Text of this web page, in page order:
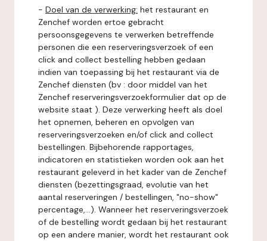
- Doel van de verwerking: het restaurant en
Zenchef worden ertoe gebracht
persoonsgegevens te verwerken betreffende
personen die een reserveringsverzoek of een
click and collect bestelling hebben gedaan
indien van toepassing bij het restaurant via de
Zenchef diensten (bv : door middel van het
Zenchef reserveringsverzoekformulier dat op de
website staat ). Deze verwerking heeft als doel
het opnemen, beheren en opvolgen van
reserveringsverzoeken en/of click and collect
bestellingen. Bijbehorende rapportages,
indicatoren en statistieken worden ook aan het
restaurant geleverd in het kader van de Zenchef
diensten (bezettingsgraad, evolutie van het
aantal reserveringen / bestellingen, "no-show"
percentage,...). Wanneer het reserveringsverzoek
of de bestelling wordt gedaan bij het restaurant
op een andere manier, wordt het restaurant ook